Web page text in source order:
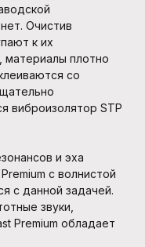
Очистив
к их
материалы плотно
со
виброизолятор STP
и эха
с волнистой
с данной задачей.
звуки,
Premium обладает